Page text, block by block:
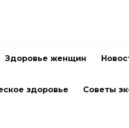
Здоровье женщин
здоровье Советы